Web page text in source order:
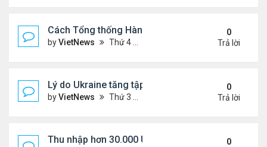
Cách Tổng thống Hàn Quốc dập lửa căng thẳng
byVietNews Thứ 4 Tháng 8 27, 2025 4:57 pm
0
Trả lời
Lý do Ukraine tăng tập kích hạ tầng dầu mỏ Nga
byVietNews Thứ 3 Tháng 8 26, 2025 5:25 pm
0
Trả lời
Thu nhập hơn 30.000 USD mỗi tháng mới đủ trả
0